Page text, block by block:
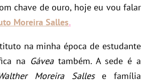
chave de ouro, hoje eu vou falar
Moreira Salles.
na minha época de estudante
na Gáveatambém. A sede é a
Moreira Sallese família